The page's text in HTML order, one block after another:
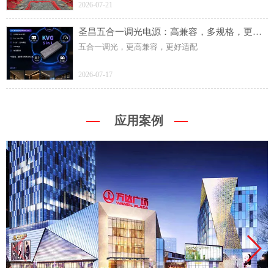
2026-07-21
圣昌五合一调光电源：高兼容，多规格，更灵活
五合一调光，更高兼容，更好适配
2026-07-17
— 应用案例 —